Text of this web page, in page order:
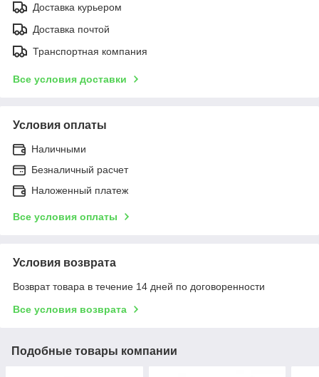
Доставка курьером
Доставка почтой
Транспортная компания
Все условия доставки
Условия оплаты
Наличными
Безналичный расчет
Наложенный платеж
Все условия оплаты
Условия возврата
Возврат товара в течение 14 дней по договоренности
Все условия возврата
Подобные товары компании